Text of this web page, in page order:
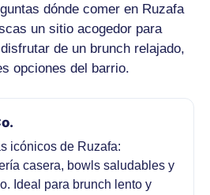
dónde comer en Ruzafa
un sitio acogedor para
de un brunch relajado,
opciones del barrio.
icónicos de Ruzafa:
casera, bowls saludables y
Ideal para brunch lento y